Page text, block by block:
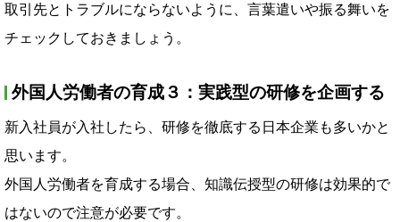
取引先とトラブルにならないように、言葉遣いや振る舞いを
チェックしておきましょう。
外国人労働者の育成３：実践型の研修を企画する
新入社員が入社したら、研修を徹底する日本企業も多いかと
思います。
外国人労働者を育成する場合、知識伝授型の研修は効果的で
はないので注意が必要です。